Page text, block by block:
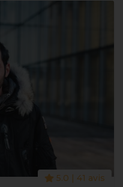
5.0 | 41 avis